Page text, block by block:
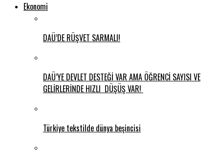
Ekonomi
DAÜ’DE RÜŞVET SARMALI!
DAÜ’YE DEVLET DESTEĞİ VAR AMA ÖĞRENCİ SAYISI VE
GELİRLERİNDE HIZLI DÜŞÜŞ VAR!
Türkiye tekstilde dünya beşincisi